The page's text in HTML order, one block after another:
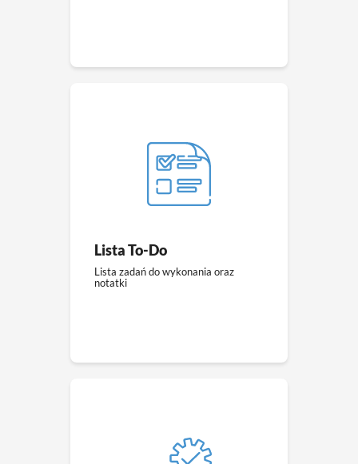
Lista To-Do
Lista zadań do wykonania oraz
notatki